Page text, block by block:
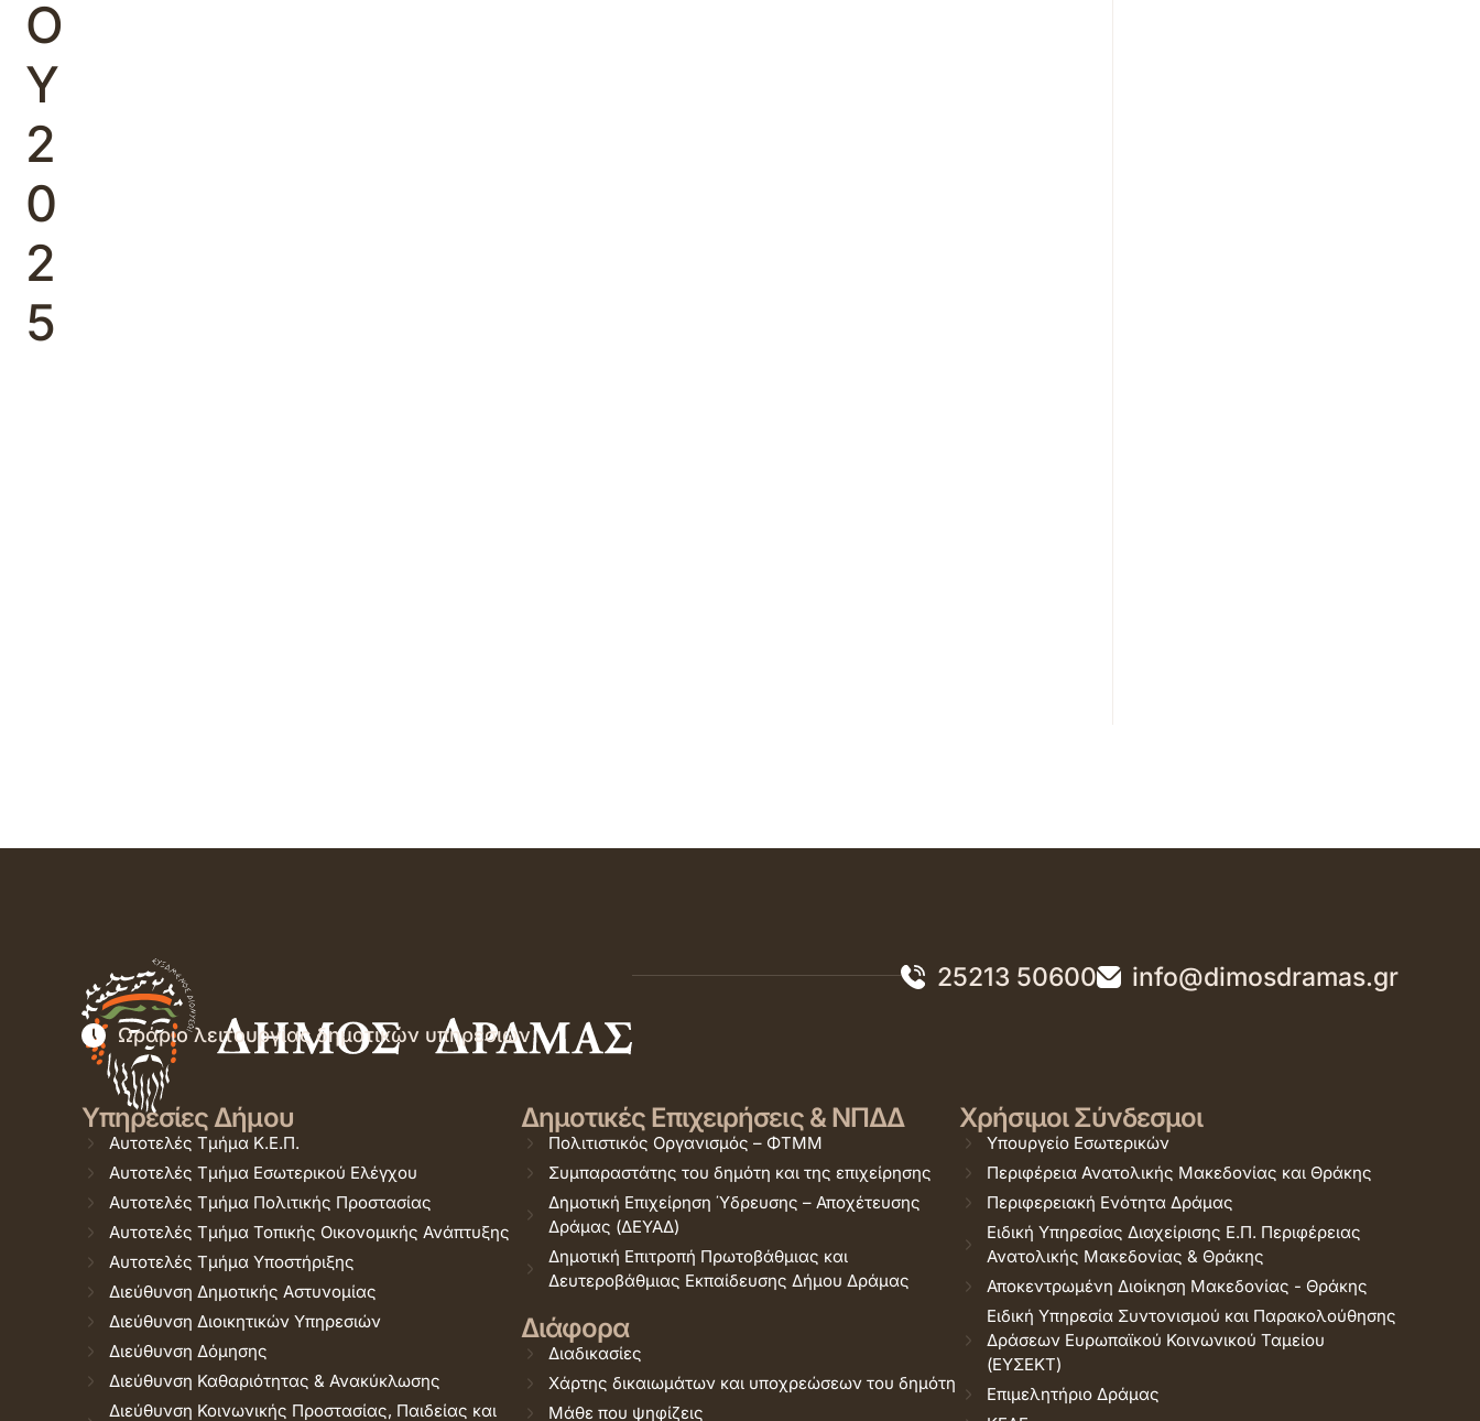
Ο
Υ
2
0
2
5
25213 50600 info@dimosdramas.gr
Ωράριο λειτουργίας δημοτικών υπηρεσιών
Υπηρεσίες Δήμου
Αυτοτελές Τμήμα Κ.Ε.Π.
Αυτοτελές Τμήμα Εσωτερικού Ελέγχου
Αυτοτελές Τμήμα Πολιτικής Προστασίας
Αυτοτελές Τμήμα Τοπικής Οικονομικής Ανάπτυξης
Αυτοτελές Τμήμα Υποστήριξης
Διεύθυνση Δημοτικής Αστυνομίας
Διεύθυνση Διοικητικών Υπηρεσιών
Διεύθυνση Δόμησης
Διεύθυνση Καθαριότητας & Ανακύκλωσης
Διεύθυνση Κοινωνικής Προστασίας, Παιδείας και
Δημοτικές Επιχειρήσεις & ΝΠΔΔ
Πολιτιστικός Οργανισμός – ΦΤΜΜ
Συμπαραστάτης του δημότη και της επιχείρησης
Δημοτική Επιχείρηση Ύδρευσης – Αποχέτευσης
Δράμας (ΔΕΥΑΔ)
Δημοτική Επιτροπή Πρωτοβάθμιας και
Δευτεροβάθμιας Εκπαίδευσης Δήμου Δράμας
Διάφορα
Διαδικασίες
Χάρτης δικαιωμάτων και υποχρεώσεων του δημότη
Μάθε που ψηφίζεις
Χρήσιμοι Σύνδεσμοι
Υπουργείο Εσωτερικών
Περιφέρεια Ανατολικής Μακεδονίας και Θράκης
Περιφερειακή Ενότητα Δράμας
Ειδική Υπηρεσίας Διαχείρισης Ε.Π. Περιφέρειας
Ανατολικής Μακεδονίας & Θράκης
Αποκεντρωμένη Διοίκηση Μακεδονίας - Θράκης
Ειδική Υπηρεσία Συντονισμού και Παρακολούθησης
Δράσεων Ευρωπαϊκού Κοινωνικού Ταμείου
(ΕΥΣΕΚΤ)
Επιμελητήριο Δράμας